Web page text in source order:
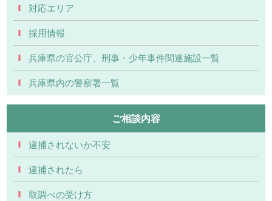
対応エリア
採用情報
兵庫県の官公庁、刑事・少年事件関連施設一覧
兵庫県内の警察署一覧
ご相談内容
逮捕されないか不安
逮捕されたら
取調べの受け方